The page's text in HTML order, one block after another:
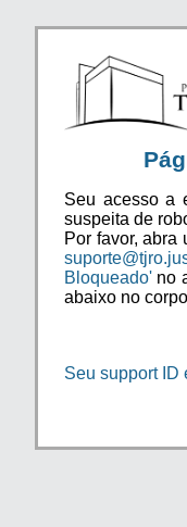
Seu acesso a
suspeita de
Por favor, abra
Bloqueado' no
abaixo no
Seu support ID